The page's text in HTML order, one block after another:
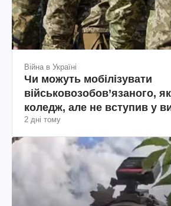
Війна в Україні
Чи можуть мобілізувати
військовозобов’язаного,
коледж, але не вступив у
пояснення юриста
2 дні тому